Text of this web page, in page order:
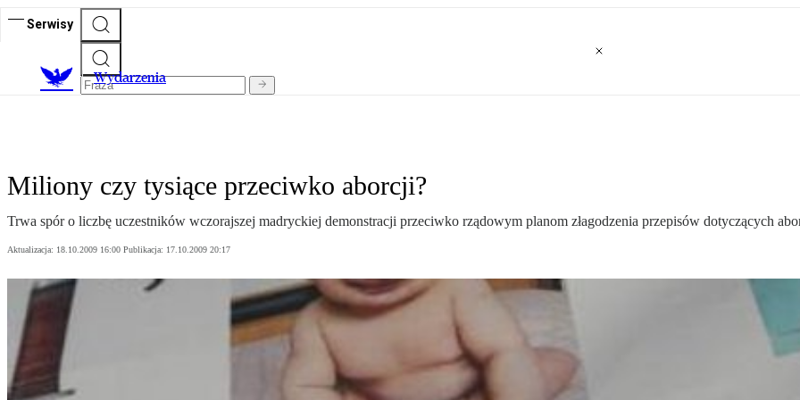
Serwisy
Wydarzenia
Miliony czy tysiące przeciwko aborcji?
Trwa spór o liczbę uczestników wczorajszej madryckiej demonstracji przeciwko rządowym planom złagodzenia przepisów dotyczących
Aktualizacja: 18.10.2009 16:00 Publikacja: 17.10.2009 20:17